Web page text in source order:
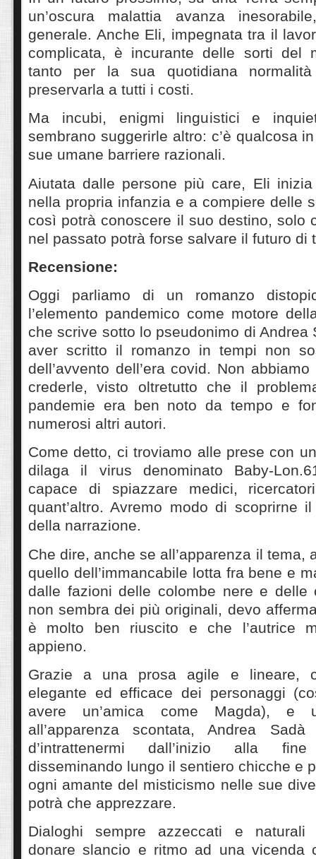
un’oscura malattia avanza
generale. Anche Eli, impegnata tra il
complicata, è incurante delle sorti del
tanto per la sua quotidiana
preservarla a tutti i costi.
Ma incubi, enigmi linguistici e
sembrano suggerirle altro: c’è qualcosa
sue umane barriere razionali.
Aiutata dalle persone più care, Eli
nella propria infanzia e a compiere delle
così potrà conoscere il suo destino, solo
nel passato potrà forse salvare il futuro di
Recensione:
Oggi parliamo di un romanzo
l’elemento pandemico come motore
che scrive sotto lo pseudonimo di Andrea
aver scritto il romanzo in tempi non
dell’avvento dell’era covid. Non
crederle, visto oltretutto che il
pandemie era ben noto da tempo e
numerosi altri autori.
Come detto, ci troviamo alle prese con
dilaga il virus denominato Baby-
capace di spiazzare medici,
quant’altro. Avremo modo di scoprirne
della narrazione.
Che dire, anche se all’apparenza il tema,
quello dell’immancabile lotta fra bene e
dalle fazioni delle colombe nere e delle
non sembra dei più originali, devo
è molto ben riuscito e che l’autrice
appieno.
Grazie a una prosa agile e lineare,
elegante ed efficace dei personaggi
avere un’amica come Magda), e
all’apparenza scontata, Andrea
d’intrattenermi dall’inizio alla
disseminando lungo il sentiero chicche e
ogni amante del misticismo nelle sue
potrà che apprezzare.
Dialoghi sempre azzeccati e naturali
donare slancio e ritmo ad una vicenda